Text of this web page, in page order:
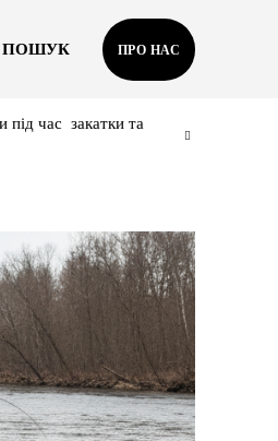
ПОШУК ПРО НАС
під час закатки та